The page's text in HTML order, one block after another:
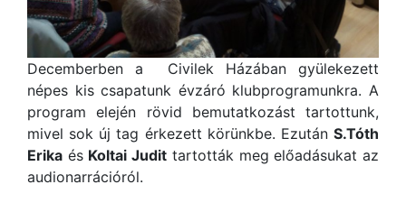
Decemberben a Civilek Házában gyülekezett
népes kis csapatunk évzáró klubprogramunkra. A
program elején rövid bemutatkozást tartottunk,
mivel sok új tag érkezett körünkbe. Ezután S.Tóth
Erika és Koltai Judit tartották meg előadásukat az
audionarrációról.